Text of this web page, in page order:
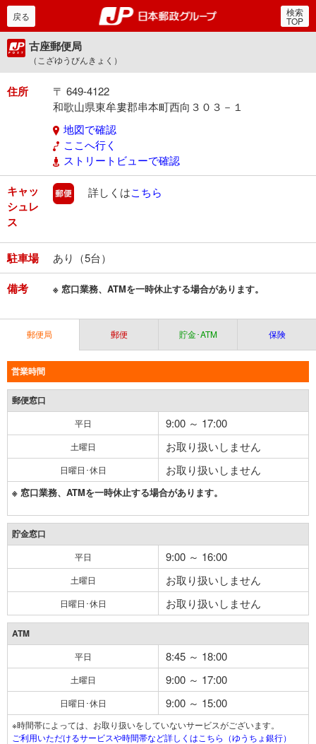
郵便局・日本郵政グルー
戻る 検索
TOP
古座郵便局
（こざゆうびんきょく）
住所
〒 649-4122
和歌山県東牟婁郡串本町西向３０３－１
地図で確認
ここへ行く
ストリートビューで確認
キャッ
シュレ
ス
郵便
詳しくはこちら
駐車場 あり（5台）
備考 ※ 窓口業務、ATMを一時休止する場合があります。
郵便局 郵便 貯金･ATM 保険
営業時間
郵便窓口
平日 9:00 ～ 17:00
土曜日 お取り扱いしません
日曜日･休日 お取り扱いしません
※ 窓口業務、ATMを一時休止する場合があります。
貯金窓口
平日 9:00 ～ 16:00
土曜日 お取り扱いしません
日曜日･休日 お取り扱いしません
ATM
平日 8:45 ～ 18:00
土曜日 9:00 ～ 17:00
日曜日･休日 9:00 ～ 15:00
※時間帯によっては、お取り扱いをしていないサービスがございます。
ご利用いただけるサービスや時間帯など詳しくはこちら（ゆうちょ銀行）